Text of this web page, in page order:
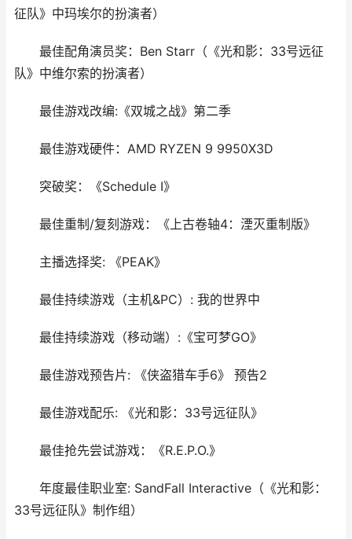
征队》中玛埃尔的扮演者）
最佳配角演员奖：Ben Starr（《光和影：33号远征
队》中维尔索的扮演者）
最佳游戏改编:《双城之战》第二季
最佳游戏硬件：AMD RYZEN 9 9950X3D
突破奖：《Schedule I》
最佳重制/复刻游戏：《上古卷轴4：湮灭重制版》
主播选择奖: 《PEAK》
最佳持续游戏（主机&PC）: 我的世界中
最佳持续游戏（移动端）:《宝可梦GO》
最佳游戏预告片: 《侠盗猎车手6》 预告2
最佳游戏配乐: 《光和影：33号远征队》
最佳抢先尝试游戏：《R.E.P.O.》
年度最佳职业室: SandFall Interactive（《光和影：
33号远征队》制作组）